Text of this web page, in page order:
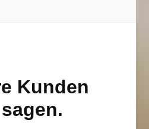
Kunden